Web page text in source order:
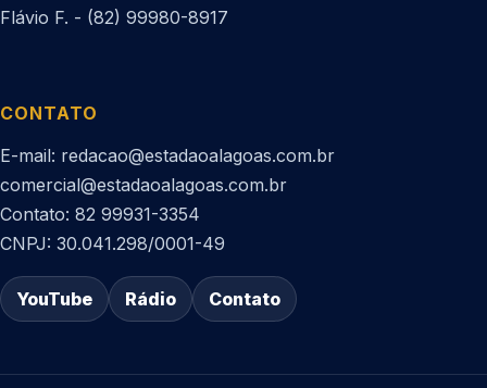
Flávio F. - (82) 99980-8917
CONTATO
E-mail: redacao@estadaoalagoas.com.br
comercial@estadaoalagoas.com.br
Contato: 82 99931-3354
CNPJ: 30.041.298/0001-49
YouTube Rádio Contato